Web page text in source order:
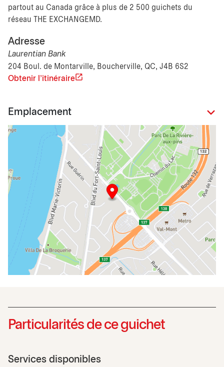
partout au Canada grâce à plus de 2 500 guichets du
réseau THE EXCHANGEMD.
Adresse
Laurentian Bank
204 Boul. de Montarville, Boucherville, QC, J4B 6S2
Obtenir l'itinéraire
Emplacement
Particularités de ce guichet
Services disponibles